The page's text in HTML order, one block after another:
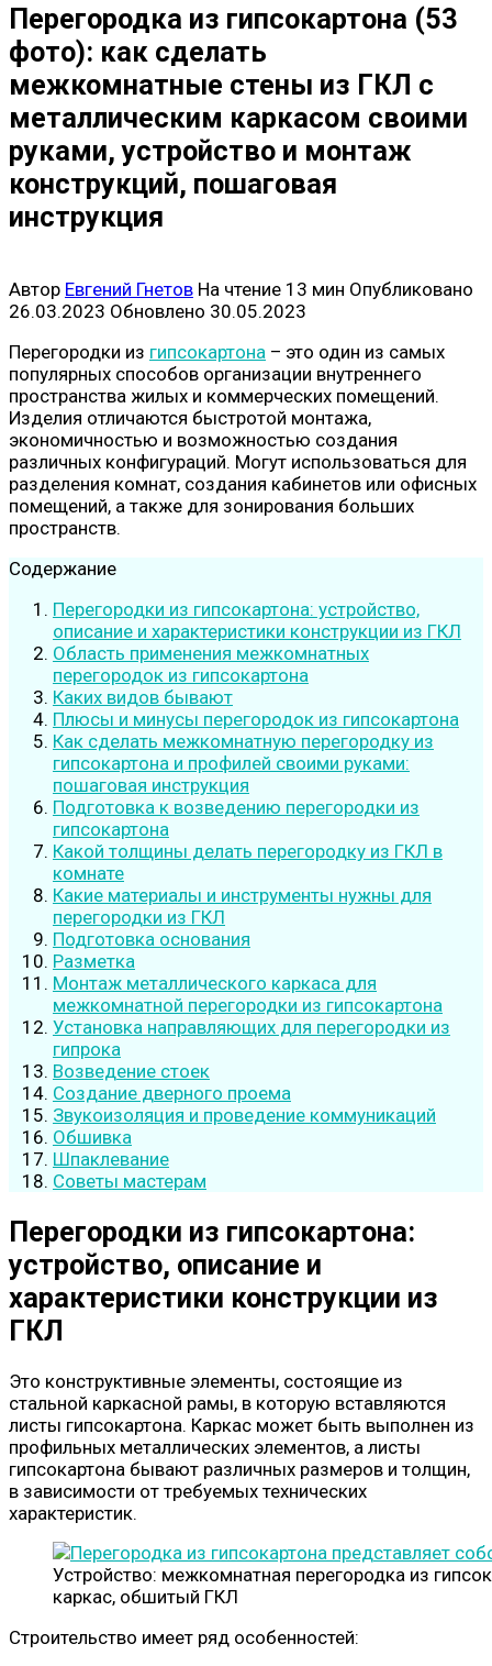
Перегородка из гипсокартона (53
фото): как сделать
межкомнатные стены из ГКЛ с
металлическим каркасом своими
руками, устройство и монтаж
конструкций, пошаговая
инструкция
Автор Евгений Гнетов На чтение 13 мин Опубликовано
26.03.2023 Обновлено 30.05.2023
Перегородки из гипсокартона – это один из самых
популярных способов организации внутреннего
пространства жилых и коммерческих помещений.
Изделия отличаются быстротой монтажа,
экономичностью и возможностью создания
различных конфигураций. Могут использоваться для
разделения комнат, создания кабинетов или офисных
помещений, а также для зонирования больших
пространств.
Содержание
Перегородки из гипсокартона: устройство,
описание и характеристики конструкции из ГКЛ
Область применения межкомнатных
перегородок из гипсокартона
Каких видов бывают
Плюсы и минусы перегородок из гипсокартона
Как сделать межкомнатную перегородку из
гипсокартона и профилей своими руками:
пошаговая инструкция
Подготовка к возведению перегородки из
гипсокартона
Какой толщины делать перегородку из ГКЛ в
комнате
Какие материалы и инструменты нужны для
перегородки из ГКЛ
Подготовка основания
Разметка
Монтаж металлического каркаса для
межкомнатной перегородки из гипсокартона
Установка направляющих для перегородки из
гипрока
Возведение стоек
Создание дверного проема
Звукоизоляция и проведение коммуникаций
Обшивка
Шпаклевание
Советы мастерам
Перегородки из гипсокартона:
устройство, описание и
характеристики конструкции из
ГКЛ
Это конструктивные элементы, состоящие из
стальной каркасной рамы, в которую вставляются
листы гипсокартона. Каркас может быть выполнен из
профильных металлических элементов, а листы
гипсокартона бывают различных размеров и толщин,
в зависимости от требуемых технических
характеристик.
Устройство: межкомнатная перегородка из
каркас, обшитый ГКЛ
Строительство имеет ряд особенностей: